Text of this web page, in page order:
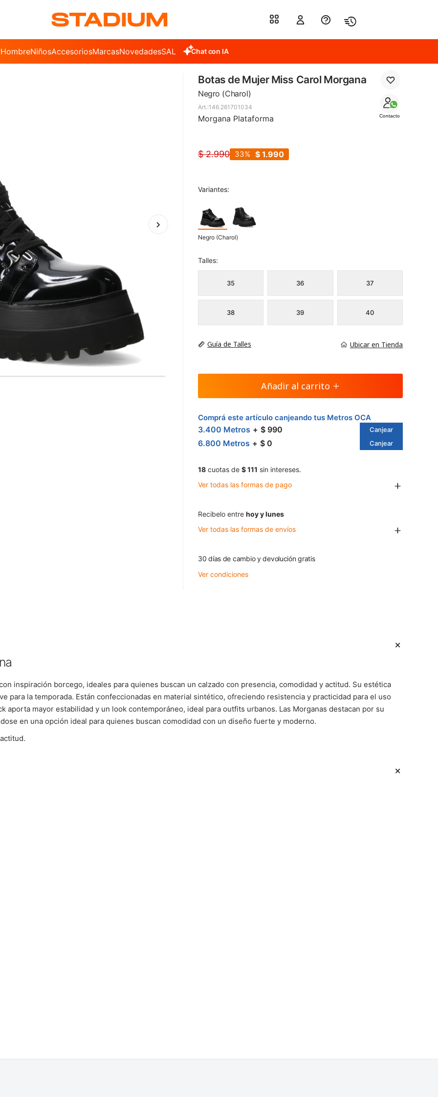
HombreNiñosAccesoriosMarcasNovedadesSALE Chat con IA
Botas de Mujer Miss Carol Morgana
Negro (Charol)
Contacto
146.261701034
Morgana Plataforma
$ 2.990 $ 1.990
33
Variantes:
Negro (Charol)
Talles:
35 36 37
38 39 40
Guía de Talles Ubicar en Tienda
Añadir al carrito
Comprá este artículo canjeando tus Metros OCA
3.400 Metros $ 990 Canjear
6.800 Metros $ 0 Canjear
18 cuotas de $ 111 sin intereses.
Ver todas las formas de pago
Recibelo entre hoy y lunes
Ver todas las formas de envíos
30 días de cambio y devolución gratis
Ver condiciones
inspiración borcego, ideales para quienes buscan un calzado con presencia, comodidad y actitud. Su estética
para la temporada. Están confeccionadas en material sintético, ofreciendo resistencia y practicidad para el uso
aporta mayor estabilidad y un look contemporáneo, ideal para outfits urbanos. Las Morganas destacan por su
en una opción ideal para quienes buscan comodidad con un diseño fuerte y moderno.